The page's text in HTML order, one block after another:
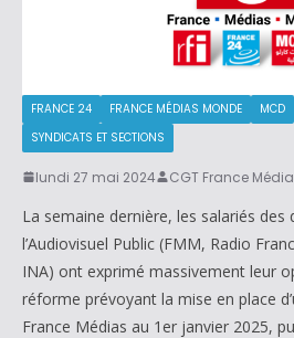
FRANCE 24 FRANCE MÉDIAS MONDE MCD
SYNDICATS ET SECTIONS
lundi 27 mai 2024 CGT France
La semaine dernière, les salariés
l’Audiovisuel Public (FMM, Radio
INA) ont exprimé massivement leur
réforme prévoyant la mise en place
France Médias au 1er janvier 2025,